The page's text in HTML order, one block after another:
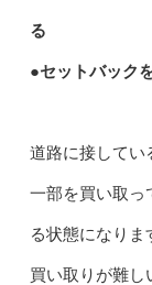
る
●セットバック
道路に接してい
一部を買い取っ
る状態になりま
買い取りが難し